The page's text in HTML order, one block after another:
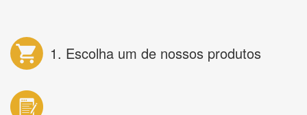
1. Escolha um de nossos produtos